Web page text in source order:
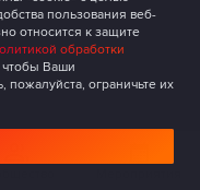
пользования веб-
относится к защите
обработки
чтобы Ваши
пожалуйста, ограничьте их